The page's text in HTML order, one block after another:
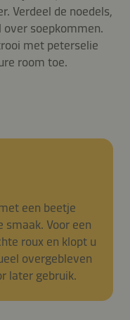
Verdeel de noedels,
soepkommen.
met peterselie
room toe.
een beetje
Voor een
roux en klopt u
overgebleven
later gebruik.